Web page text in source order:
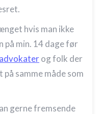
hvis man ikke
min. 14 dage før
advokaterog folk der
samme måde som
gerne fremsende